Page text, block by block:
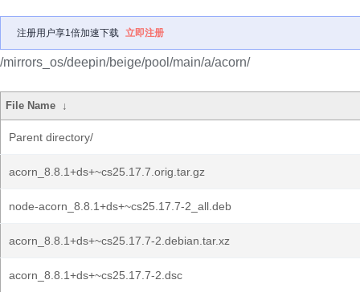
注册用户享1倍加速下载 立即注册
/mirrors_os/deepin/beige/pool/main/a/acorn/
File Name ↓
Parent directory/
acorn_8.8.1+ds+~cs25.17.7.orig.tar.gz
node-acorn_8.8.1+ds+~cs25.17.7-2_all.deb
acorn_8.8.1+ds+~cs25.17.7-2.debian.tar.xz
acorn_8.8.1+ds+~cs25.17.7-2.dsc